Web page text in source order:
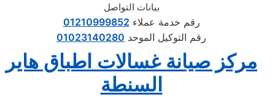
بيانات التواصل
رقم خدمة عملاء 01210999852
رقم التوكيل الموحد 01023140280
مركز صيانة غسالات اطباق هاير
السنطة